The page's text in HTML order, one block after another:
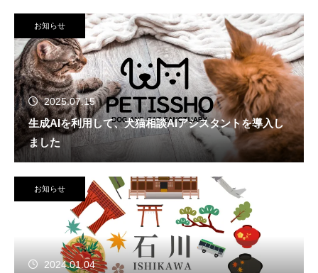
お知らせ
2025.07.15
生成AIを利用して、犬猫相談AIアシスタントを導入し
ました
お知らせ
2024.01.04